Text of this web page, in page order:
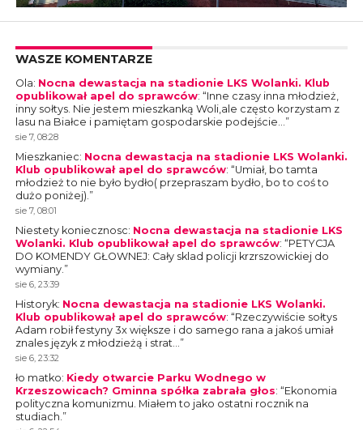
WASZE KOMENTARZE
Ola: Nocna dewastacja na stadionie LKS Wolanki. Klub
opublikował apel do sprawców: “Inne czasy inna młodzież,
inny sołtys. Nie jestem mieszkanką Woli,ale często korzystam z
lasu na Białce i pamiętam gospodarskie podejście… ”
sie 7, 08:28
Mieszkaniec: Nocna dewastacja na stadionie LKS Wolanki.
Klub opublikował apel do sprawców: “Umiał, bo tamta
młodzież to nie było bydło( przepraszam bydło, bo to coś to
dużo poniżej). ”
sie 7, 08:01
Niestety koniecznosc: Nocna dewastacja na stadionie LKS
Wolanki. Klub opublikował apel do sprawców: “PETYCJA
DO KOMENDY GŁOWNEJ: Cały sklad policji krzrszowickiej do
wymiany. ”
sie 6, 23:39
Historyk: Nocna dewastacja na stadionie LKS Wolanki.
Klub opublikował apel do sprawców: “Rzeczywiście sołtys
Adam robił festyny 3x większe i do samego rana a jakoś umiał
znales język z młodzieżą i strat… ”
sie 6, 23:32
ło matko: Kiedy otwarcie Parku Wodnego w
Krzeszowicach? Gminna spółka zabrała głos: “Ekonomia
polityczna komunizmu. Miałem to jako ostatni rocznik na
studiach. ”